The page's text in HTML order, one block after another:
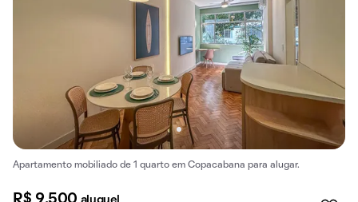
Apartamento mobiliado de 1 quarto em Copacabana para alugar.